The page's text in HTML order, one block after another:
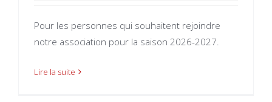
Pour les personnes qui souhaitent rejoindre
notre association pour la saison 2026-2027.
Lire la suite